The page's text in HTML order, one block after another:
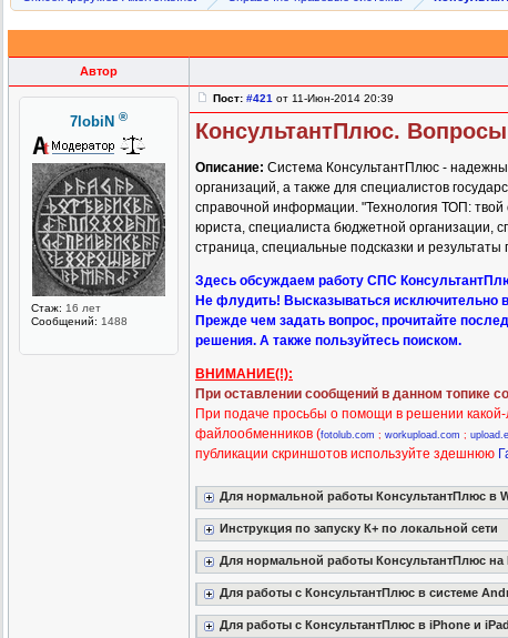
Автор
7lobiN ®
Стаж: 16 лет
Сообщений: 1488
Пост: #421 от 11-Июн-2014 20:39
КонсультантПлюс.
Описание: Система КонсультантПлюс -
организаций, а также для специалистов
справочной информации. "Технология ТОП:
юриста, специалиста бюджетной организации,
страница, специальные подсказки и
Здесь обсуждаем работу СПС
Не флудить! Высказываться исключительно
Прежде чем задать вопрос, прочитайте
решения. А также пользуйтесь поиском.
ВНИМАНИЕ(!):
При оставлении сообщений в данном топике
При подаче просьбы о помощи в решении
файлообменников (fotolub.com ; workupload.com ;
публикации скриншотов используйте здешнюю
Для нормальной работы КонсультантПлюс в
Инструкция по запуску К+ по локальной сети
Для нормальной работы КонсультантПлюс на
Для работы с КонсультантПлюс в системе
Для работы с КонсультантПлюс в iPhone и iPad